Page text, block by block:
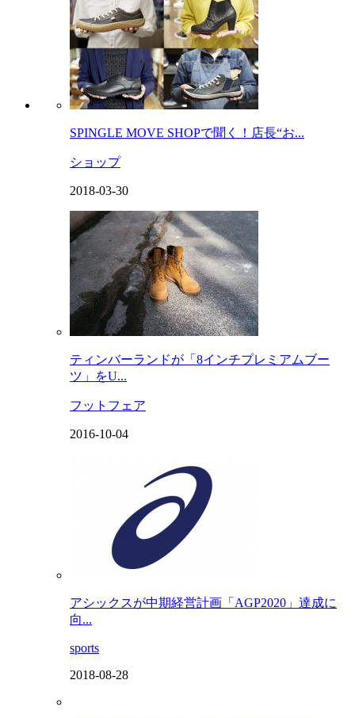
SPINGLE MOVE SHOPで聞く！店長“お...
ショップ
2018-03-30
ティンバーランドが「8インチプレミアムブー
ツ」をU...
フットフェア
2016-10-04
アシックスが中期経営計画「AGP2020」達成に
向...
sports
2018-08-28